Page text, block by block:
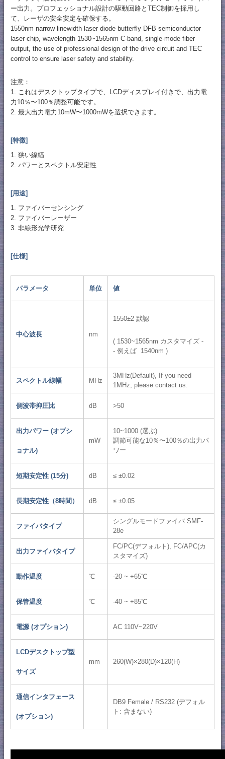
ー出力。プロフェッショナル設計の駆動回路とTEC制御を採用し
て、レーザの安全安定を確保する。
1550nm narrow linewidth laser diode butterfly DFB semiconductor
laser chip, wavelength 1530~1565nm C-band, single-mode fiber
output, the use of professional design of the drive circuit and TEC
control to ensure laser safety and stability.
注意：
1. これはデスクトップタイプで、LCDディスプレイ付きで、出力電
力10％〜100％調整可能です。
2. 最大出力電力10mW〜1000mWを選択できます。
[特徴]
1. 狭い線幅
2. パワーとスペクトル安定性
[用途]
1. ファイバーセンシング
2. ファイバーレーザー
3. 非線形光学研究
[仕様]
パラメータ 単位 値
中心波長 nm
1550±2 默認
( 1530~1565nm カスタマイズ -
- 例えば 1540nm )
スペクトル線幅 MHz
3MHz(Default), If you need
1MHz, please contact us.
側波帯抑圧比 dB >50
出力パワー (オプシ
ョナル)
mW
10~1000 (選ぶ)
調節可能な10％〜100％の出力パ
ワー
短期安定性 (15分) dB ≤ ±0.02
長期安定性（8時間） dB ≤ ±0.05
ファイバタイプ
シングルモードファイバ SMF-
28e
出力ファイバタイプ
FC/PC(デフォルト), FC/APC(カ
スタマイズ)
動作温度 ℃ -20 ~ +65℃
保管温度 ℃ -40 ~ +85℃
電源 (オプション) AC 110V~220V
LCDデスクトップ型
サイズ
mm 260(W)×280(D)×120(H)
通信インタフェース
(オプション)
DB9 Female / RS232 (デフォル
ト: 含まない)